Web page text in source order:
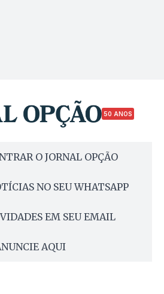
50 ANOS
O JORNAL OPÇÃO
NO SEU WHATSAPP
EM SEU EMAIL
AQUI